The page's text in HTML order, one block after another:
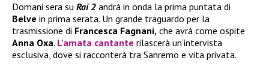
Domani sera su Rai 2 andrà in onda la prima puntata di
Belve in prima serata. Un grande traguardo per la
trasmissione di Francesca Fagnani, che avrà come ospite
Anna Oxa. L’amata cantante rilascerà un’intervista
esclusiva, dove si racconterà tra Sanremo e vita privata.